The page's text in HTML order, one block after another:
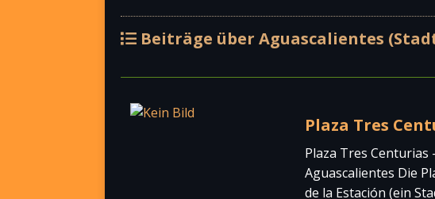
Beiträge über Aguascalientes
Plaza Tres
Plaza Tres Centurias
Aguascalientes Die
de la Estación (ein